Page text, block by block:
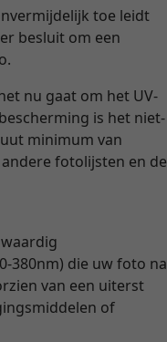
toe leidt
besluit om een
nu gaat om het UV-
is het niet-
minimum van
fotolijsten en de
380nm) die uw foto na
van een uiterst
of